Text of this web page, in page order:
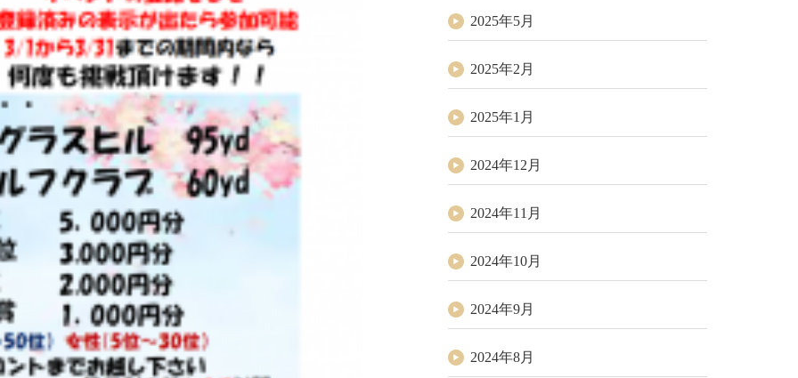
2025年5月
2025年2月
2025年1月
2024年12月
2024年11月
2024年10月
2024年9月
2024年8月